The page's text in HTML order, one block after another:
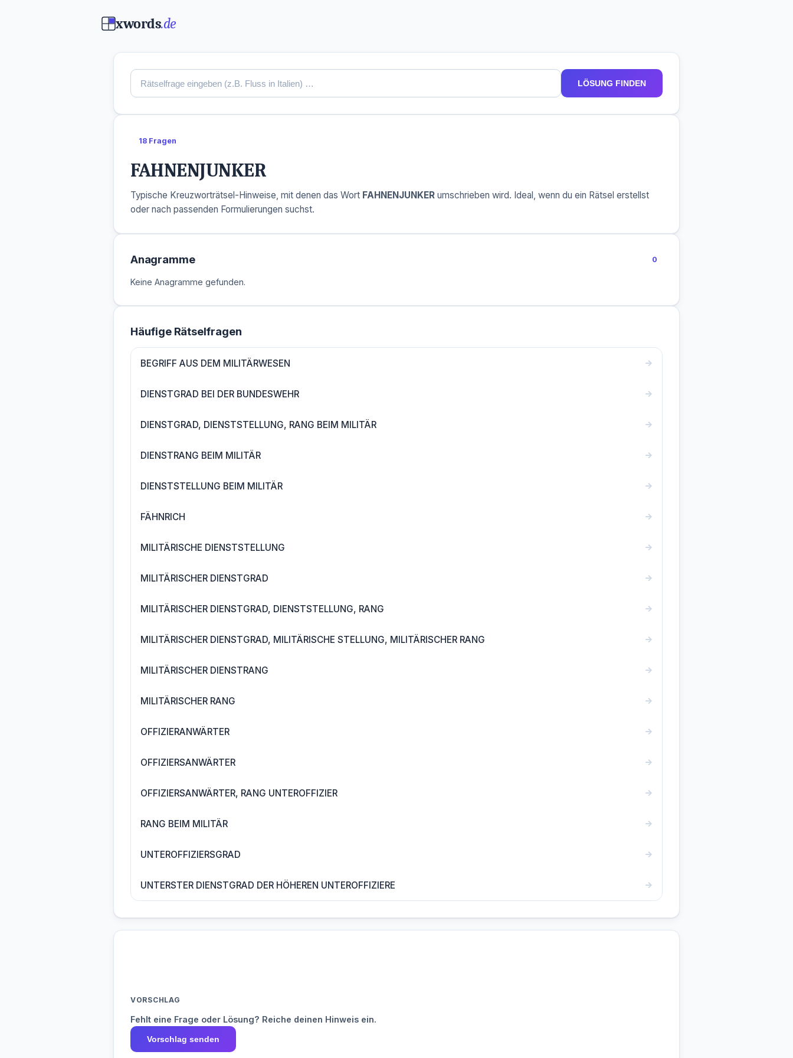
xwords.de
LÖSUNG FINDEN
18 Fragen
FAHNENJUNKER
Typische Kreuzworträtsel-Hinweise, mit denen das Wort FAHNENJUNKER umschrieben wird. Ideal, wenn du ein Rätsel erstellst
oder nach passenden Formulierungen suchst.
Anagramme 0
Keine Anagramme gefunden.
Häufige Rätselfragen
BEGRIFF AUS DEM MILITÄRWESEN →
DIENSTGRAD BEI DER BUNDESWEHR →
DIENSTGRAD, DIENSTSTELLUNG, RANG BEIM MILITÄR →
DIENSTRANG BEIM MILITÄR →
DIENSTSTELLUNG BEIM MILITÄR →
FÄHNRICH →
MILITÄRISCHE DIENSTSTELLUNG →
MILITÄRISCHER DIENSTGRAD →
MILITÄRISCHER DIENSTGRAD, DIENSTSTELLUNG, RANG →
MILITÄRISCHER DIENSTGRAD, MILITÄRISCHE STELLUNG, MILITÄRISCHER RANG →
MILITÄRISCHER DIENSTRANG →
MILITÄRISCHER RANG →
OFFIZIERANWÄRTER →
OFFIZIERSANWÄRTER →
OFFIZIERSANWÄRTER, RANG UNTEROFFIZIER →
RANG BEIM MILITÄR →
UNTEROFFIZIERSGRAD →
UNTERSTER DIENSTGRAD DER HÖHEREN UNTEROFFIZIERE →
VORSCHLAG
Fehlt eine Frage oder Lösung? Reiche deinen Hinweis ein.
Vorschlag senden